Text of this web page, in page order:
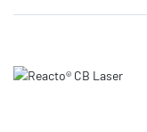
Slide 1 of 1